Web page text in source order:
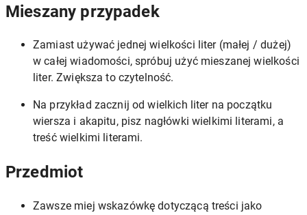
Mieszany przypadek
Zamiast używać jednej wielkości liter (małej / dużej)
w całej wiadomości, spróbuj użyć mieszanej wielkości
liter. Zwiększa to czytelność.
Na przykład zacznij od wielkich liter na początku
wiersza i akapitu, pisz nagłówki wielkimi literami, a
treść wielkimi literami.
Przedmiot
Zawsze miej wskazówkę dotyczącą treści jako